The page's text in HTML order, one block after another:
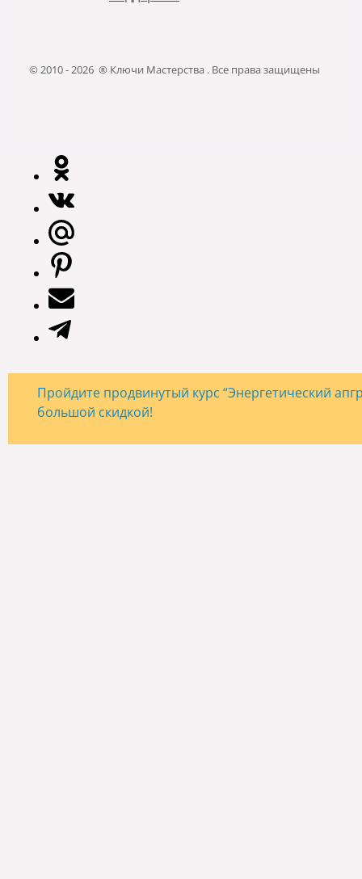
© 2010 - 2026 ® Ключи Мастерства . Все права защищены
Пройдите продвинутый курс “Энергетический
большой скидкой!